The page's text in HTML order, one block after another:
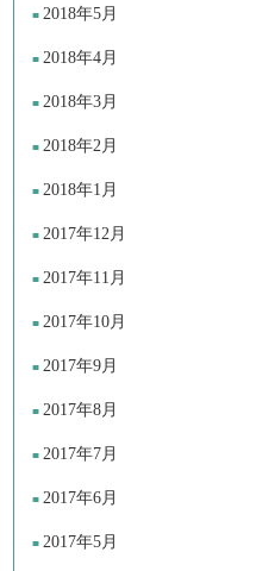
2018年5月
2018年4月
2018年3月
2018年2月
2018年1月
2017年12月
2017年11月
2017年10月
2017年9月
2017年8月
2017年7月
2017年6月
2017年5月